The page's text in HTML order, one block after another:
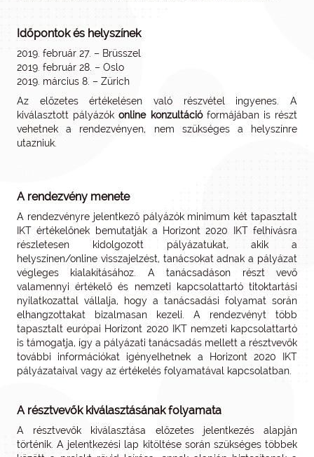
Időpontok és helyszínek
2019. február 27. – Brüsszel
2019. február 28. – Oslo
2019. március 8. – Zürich
Az előzetes értékelésen való részvétel ingyenes. A
kiválasztott pályázókonline konzultációformájában is részt
vehetnek a rendezvényen, nem szükséges a helyszínre
utazniuk.
A rendezvény menete
A rendezvényre jelentkező pályázók minimum két tapasztalt
IKT értékelőnek bemutatják a Horizont 2020 IKT felhívásra
részletesen kidolgozott pályázatukat, akik a
helyszínen/online visszajelzést, tanácsokat adnak a pályázat
végleges kialakításához. A tanácsadáson részt vevő
valamennyi értékelő és nemzeti kapcsolattartó titoktartási
nyilatkozattal vállalja, hogy a tanácsadási folyamat során
elhangzottakat bizalmasan kezeli. A rendezvényt több
tapasztalt európai Horizont 2020 IKT nemzeti kapcsolattartó
is támogatja, így a pályázati tanácsadás mellett a résztvevők
további információkat igényelhetnek a Horizont 2020 IKT
pályázataival vagy az értékelés folyamatával kapcsolatban.
A résztvevők kiválasztásának folyamata
A résztvevők kiválasztása előzetes jelentkezés alapján
történik. A jelentkezési lap kitöltése során szükséges többek